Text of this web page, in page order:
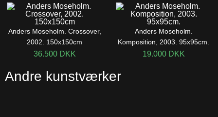
Anders Moseholm. Crossover,
2002. 150x150cm
36.500 DKK
Anders Moseholm.
Komposition, 2003. 95x95cm.
19.000 DKK
Andre kunstværker